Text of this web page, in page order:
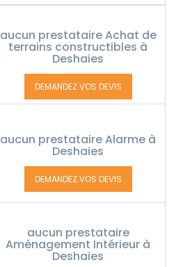
aucun prestataire Achat de
terrains constructibles à
Deshaies
DEMANDEZ VOS DEVIS
aucun prestataire Alarme à
Deshaies
DEMANDEZ VOS DEVIS
aucun prestataire
Aménagement Intérieur à
Deshaies